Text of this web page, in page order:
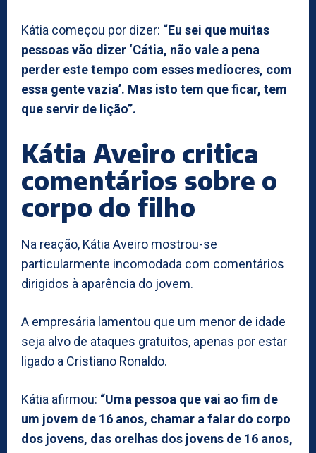
Kátia começou por dizer: “Eu sei que muitas
pessoas vão dizer ‘Cátia, não vale a pena
perder este tempo com esses medíocres, com
essa gente vazia’. Mas isto tem que ficar, tem
que servir de lição”.
Kátia Aveiro critica
comentários sobre o
corpo do filho
Na reação, Kátia Aveiro mostrou-se
particularmente incomodada com comentários
dirigidos à aparência do jovem.
A empresária lamentou que um menor de idade
seja alvo de ataques gratuitos, apenas por estar
ligado a Cristiano Ronaldo.
Kátia afirmou: “Uma pessoa que vai ao fim de
um jovem de 16 anos, chamar a falar do corpo
dos jovens, das orelhas dos jovens de 16 anos,